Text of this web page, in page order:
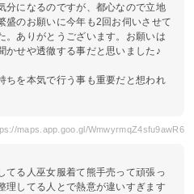
分になるのですが、都心なので立地
盛のお願いに今年も2回お伺いさせて
。ありがとうございます。お願いは
かせや透徹する事だと思いました♪
ちを本気で行う事も重要だと想われ
maps.app.goo.gl/WmwyrmqZ4sfu9awR6
てる人巫女服着て熊手売って頑張っ
理してる人とで熱意が違いすぎます